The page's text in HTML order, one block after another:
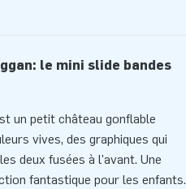
le mini slide bandes
un petit château gonflable
vives, des graphiques qui
deux fusées à l'avant. Une
fantastique pour les enfants.